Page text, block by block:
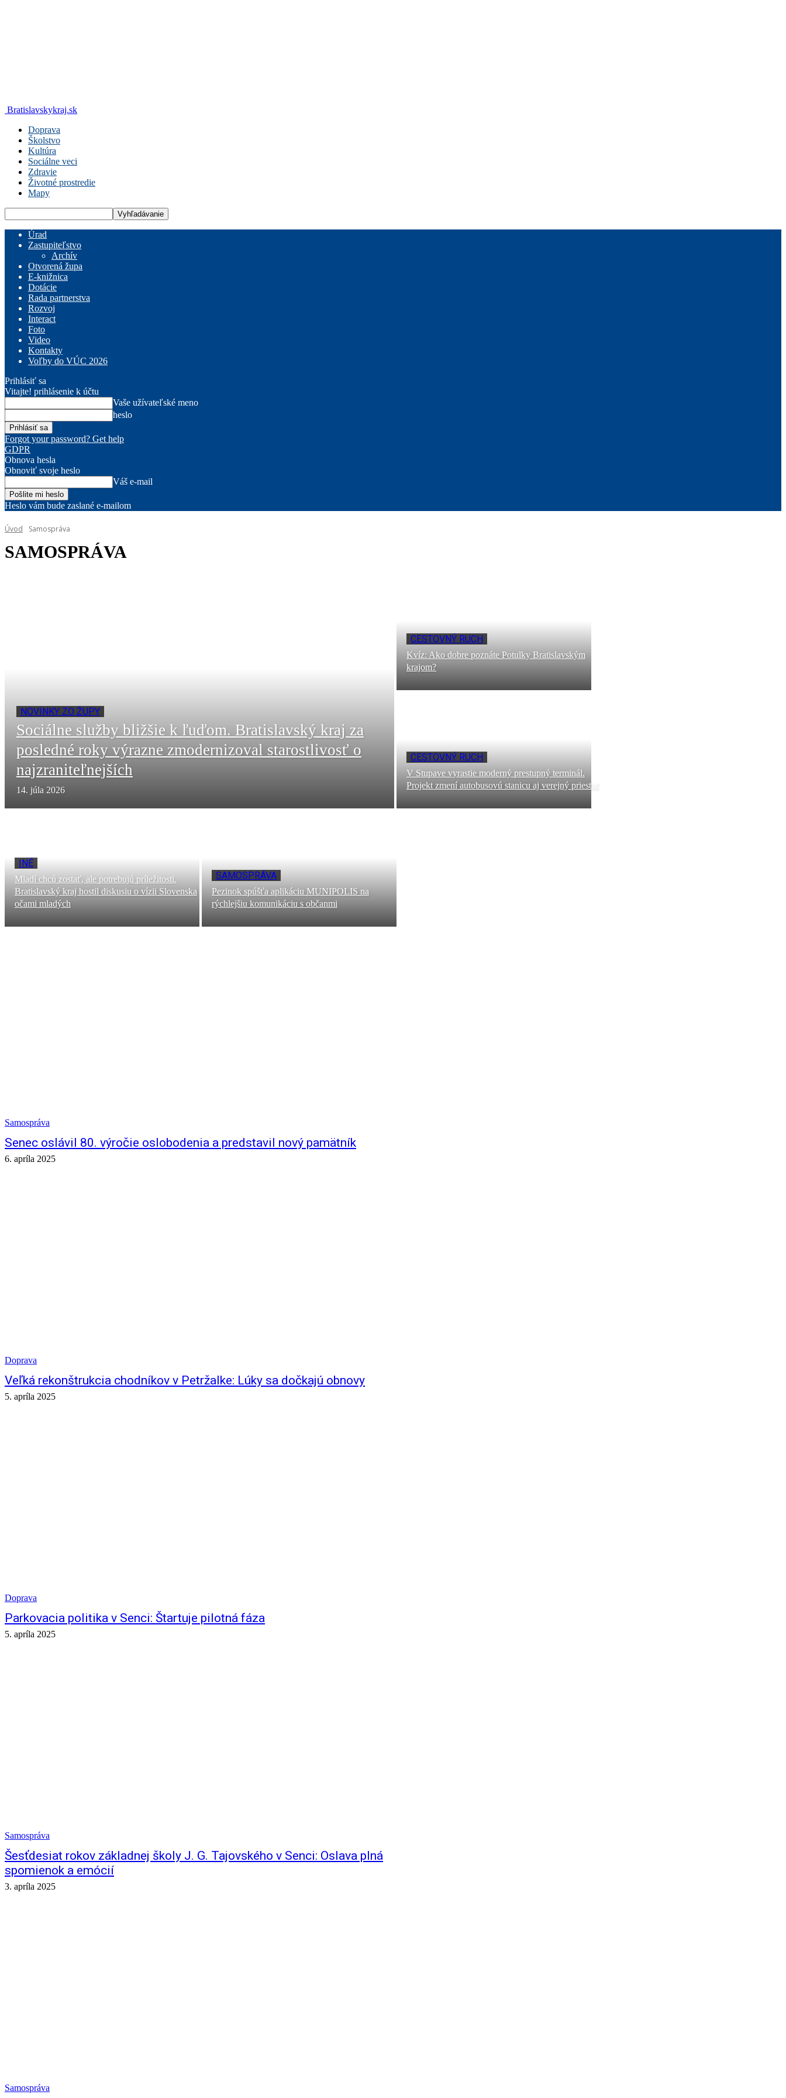
Bratislavskykraj.sk
Doprava
Školstvo
Kultúra
Sociálne veci
Zdravie
Životné prostredie
Mapy
Úrad
Zastupiteľstvo
Archív
Otvorená župa
E-knižnica
Dotácie
Rada partnerstva
Rozvoj
Interact
Foto
Video
Kontakty
Voľby do VÚC 2026
Prihlásiť sa
Vitajte! prihlásenie k účtu
Vaše užívateľské meno
heslo
Forgot your password? Get help
GDPR
Obnova hesla
Obnoviť svoje heslo
Váš e-mail
Heslo vám bude zaslané e-mailom
Úvod Samospráva
SAMOSPRÁVA
NOVINKY ZO ŽUPY
Sociálne služby bližšie k ľuďom. Bratislavský kraj za
posledné roky výrazne zmodernizoval starostlivosť o
najzraniteľnejších
14. júla 2026
CESTOVNÝ RUCH
Kvíz: Ako dobre poznáte Potulky Bratislavským
krajom?
CESTOVNÝ RUCH
V Stupave vyrastie moderný prestupný terminál.
Projekt zmení autobusovú stanicu aj verejný priestor
INÉ
Mladí chcú zostať, ale potrebujú príležitosti.
Bratislavský kraj hostil diskusiu o vízii Slovenska
očami mladých
SAMOSPRÁVA
Pezinok spúšťa aplikáciu MUNIPOLIS na
rýchlejšiu komunikáciu s občanmi
Samospráva
Senec oslávil 80. výročie oslobodenia a predstavil nový pamätník
6. apríla 2025
Doprava
Veľká rekonštrukcia chodníkov v Petržalke: Lúky sa dočkajú obnovy
5. apríla 2025
Doprava
Parkovacia politika v Senci: Štartuje pilotná fáza
5. apríla 2025
Samospráva
Šesťdesiat rokov základnej školy J. G. Tajovského v Senci: Oslava plná
spomienok a emócií
3. apríla 2025
Samospráva